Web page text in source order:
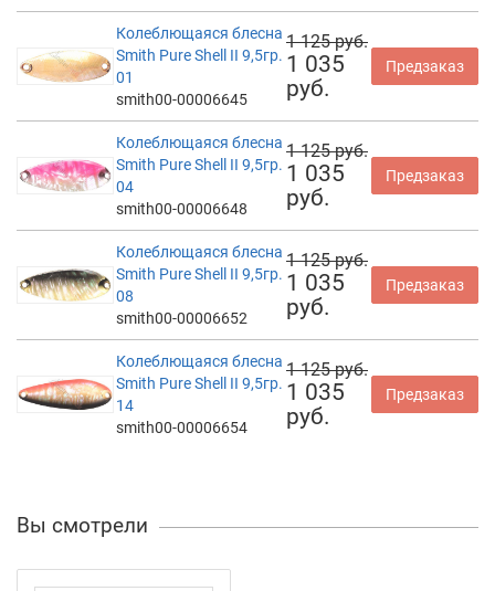
Колеблющаяся блесна
Smith Pure Shell II 9,5гр.
01
smith00-00006645
1 125 руб.
1 035
руб.
Предзаказ
Колеблющаяся блесна
Smith Pure Shell II 9,5гр.
04
smith00-00006648
1 125 руб.
1 035
руб.
Предзаказ
Колеблющаяся блесна
Smith Pure Shell II 9,5гр.
08
smith00-00006652
1 125 руб.
1 035
руб.
Предзаказ
Колеблющаяся блесна
Smith Pure Shell II 9,5гр.
14
smith00-00006654
1 125 руб.
1 035
руб.
Предзаказ
Вы смотрели